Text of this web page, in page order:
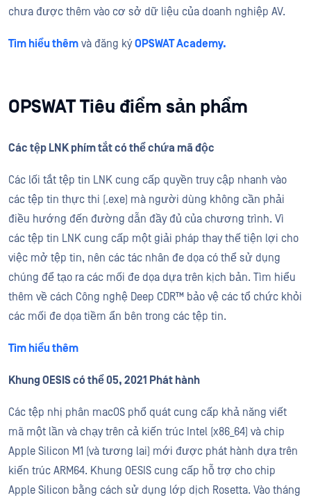
chưa được thêm vào cơ sở dữ liệu của doanh nghiệp AV.
Tìm hiểu thêm và đăng kýOPSWAT Academy.
OPSWAT Tiêu điểm sản phẩm
Các tệp LNK phím tắt có thể chứa mã độc
Các lối tắt tệp tin LNK cung cấp quyền truy cập nhanh vào
các tệp tin thực thi (.exe) mà người dùng không cần phải
điều hướng đến đường dẫn đầy đủ của chương trình. Vì
các tệp tin LNK cung cấp một giải pháp thay thế tiện lợi cho
việc mở tệp tin, nên các tác nhân đe dọa có thể sử dụng
chúng để tạo ra các mối đe dọa dựa trên kịch bản. Tìm hiểu
thêm về cách Công nghệ Deep CDR™ bảo vệ các tổ chức khỏi
các mối đe dọa tiềm ẩn bên trong các tệp tin.
Tìm hiểu thêm
Khung OESIS có thể 05, 2021 Phát hành
Các tệp nhị phân macOS phổ quát cung cấp khả năng viết
mã một lần và chạy trên cả kiến trúc Intel (x86_64) và chip
Apple Silicon M1 (và tương lai) mới được phát hành dựa trên
kiến trúc ARM64. Khung OESIS cung cấp hỗ trợ cho chip
Apple Silicon bằng cách sử dụng lớp dịch Rosetta. Vào tháng